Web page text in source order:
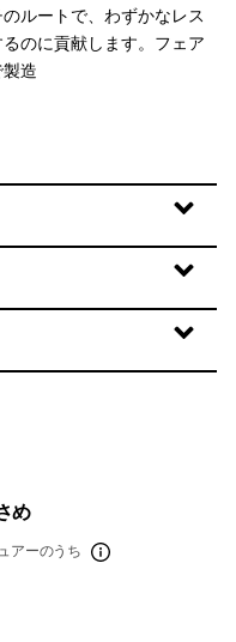
ルートで、わずかなレス
のに貢献します。フェア
造
め
アーのうち